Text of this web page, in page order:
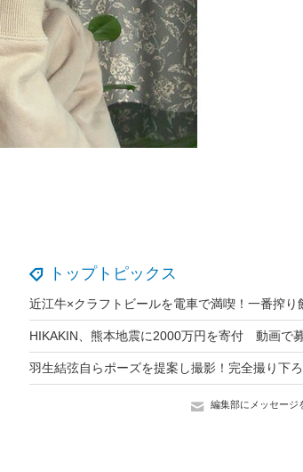
トップトピックス
編集部にメッセージ